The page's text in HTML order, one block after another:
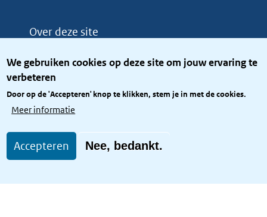
We gebruiken cookies op deze site om jouw ervaring te
verbeteren
Door op de 'Accepteren' knop te klikken, stem je in met de cookies.
Meer informatie
Accepteren Nee, bedankt.
Over deze site
Privacy
Toegang site openbaar
Toegankelijkheid